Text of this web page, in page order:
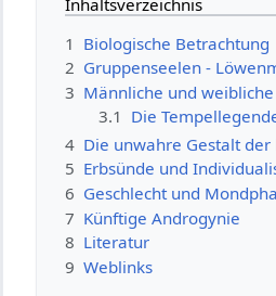
Inhaltsverzeichnis
1 Biologische Betrachtung
2 Gruppenseelen -
3 Männliche und
3.1 Die
4 Die unwahre Gestalt
5 Erbsünde und
6 Geschlecht und
7 Künftige Androgynie
8 Literatur
9 Weblinks